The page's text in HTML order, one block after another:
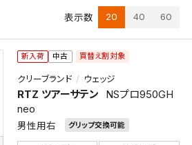
表示数 20 40 60
新入荷 中古 買替え割対象
クリーブランド ウェッジ
RTZ ツアーサテン
NSプロ950GH
neo
男性用右 グリップ交換可能